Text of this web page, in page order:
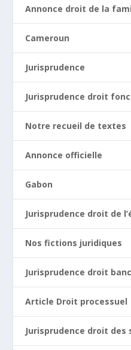
Annonce droit de la
Cameroun
Jurisprudence
Jurisprudence droit
Notre recueil de textes
Annonce officielle
Gabon
Jurisprudence droit de
Nos fictions juridiques
Jurisprudence droit
Article Droit processuel
Jurisprudence droit des